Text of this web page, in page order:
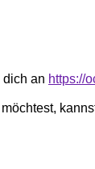
dich an https://